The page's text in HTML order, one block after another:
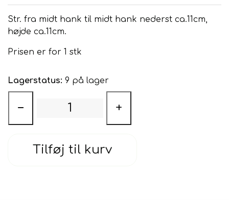
Str. fra midt hank til midt hank nederst ca.11cm,
højde ca.11cm.
Prisen er for 1 stk
Lagerstatus: 9 på lager
− +
Tilføj til kurv